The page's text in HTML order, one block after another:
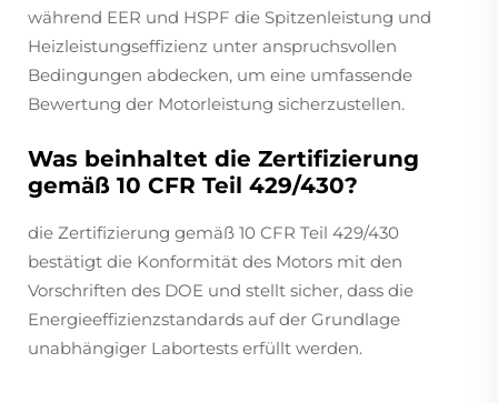
während EER und HSPF die Spitzenleistung und
Heizleistungseffizienz unter anspruchsvollen
Bedingungen abdecken, um eine umfassende
Bewertung der Motorleistung sicherzustellen.
Was beinhaltet die Zertifizierung
gemäß 10 CFR Teil 429/430?
die Zertifizierung gemäß 10 CFR Teil 429/430
bestätigt die Konformität des Motors mit den
Vorschriften des DOE und stellt sicher, dass die
Energieeffizienzstandards auf der Grundlage
unabhängiger Labortests erfüllt werden.